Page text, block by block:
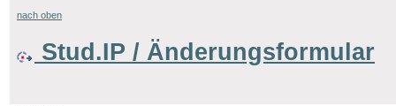
nach oben
Stud.IP / Änderungsformular